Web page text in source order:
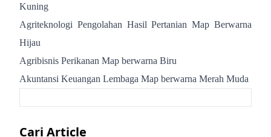
Kuning
Agriteknologi Pengolahan Hasil Pertanian Map Berwarna
Hijau
Agribisnis Perikanan Map berwarna Biru
Akuntansi Keuangan Lembaga Map berwarna Merah Muda
Cari Article